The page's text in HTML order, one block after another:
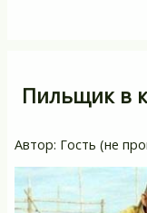
Пильщик в
Автор: Гость (не